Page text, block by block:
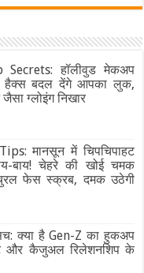
हॉलीवुड मेकअप
हैक्स बदल देंगे आपका लुक,
जैसा ग्‍लोइंग निखार
मानसून में चिपचिपाहट
बाय! चेहरे की खोई चमक
फेस स्क्रब, दमक उठेगी
क्या है Gen-Z का हुकअप
और कैजुअल रिलेशनशिप के